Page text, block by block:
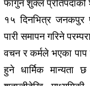
फागुन शुक्ल प्रतिपदाको
१५ दिनभित्र जनकपुर
पारी समापन गरिने
वचन र कर्मले भएका पाप
हुने धार्मिक मान्यता